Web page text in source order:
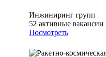
Инжиниринг групп
52 активные вакансии
Посмотреть